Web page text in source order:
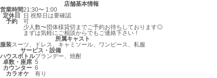
店舗基本情報
営業時間21:30〜 1:00
定休日
日 祝祭日は要確認
予約
可
少人数〜団体様貸切までご予約お待ちしております◎
まずは気軽にご相談からでもご連絡下さい！
所属キャスト
服装スーツ、ドレス、キャミソール、ワンピース、私服
サービス・設備
ハウスボトルブランデー、焼酎
卓数・座席 5
カウンター 6
カラオケ
有り